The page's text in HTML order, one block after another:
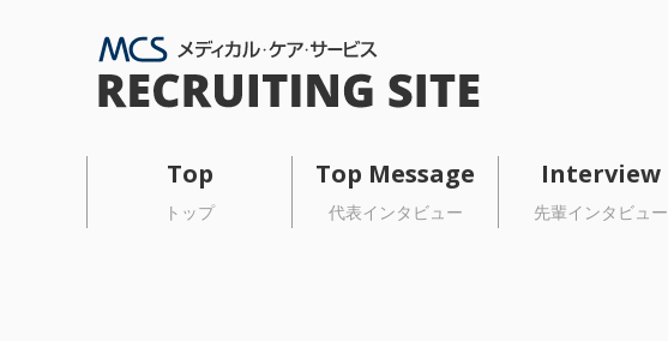
Top
トップ
Top Message
代表インタビュー
Interview
先輩インタビュー